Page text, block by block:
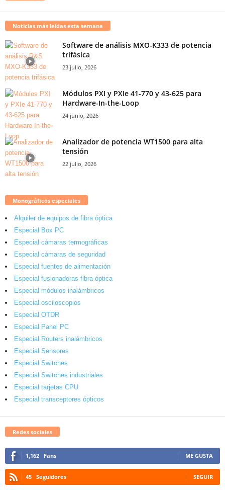
Noticias más leídas esta semana
Software de análisis MXO-K333 de potencia
trifásica
23 julio, 2026
Módulos PXI y PXIe 41-770 y 43-625 para
Hardware-In-the-Loop
24 junio, 2026
Analizador de potencia WT1500 para alta
tensión
22 julio, 2026
Monográficos especiales
Alquiler de equipos de fibra óptica
Especial Box PC
Especial cámaras termográficas
Especial cámaras de seguridad
Especial fuentes de alimentación
Especial fusionadoras fibra óptica
Especial módulos inalámbricos
Especial osciloscopios
Especial OTDR
Especial Panel PC
Especial Routers inalámbricos
Especial Sensores
Especial Switches
Especial Switches industriales
Especial tarjetas CPU
Especial transceptores ópticos
Redes sociales
1,162 Fans ME GUSTA
45 Seguidores SEGUIR